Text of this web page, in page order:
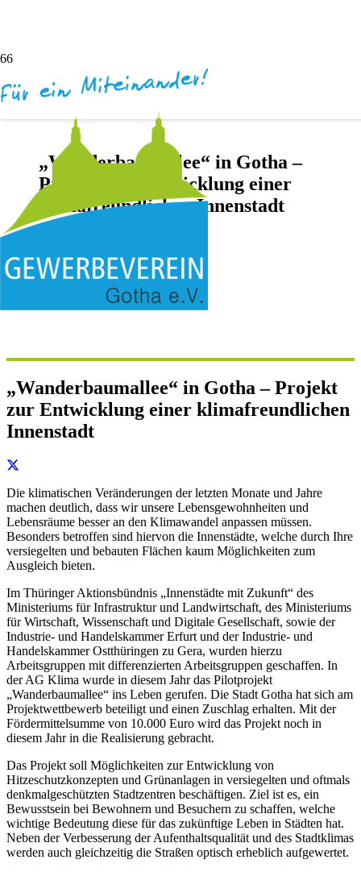
„Wanderbaumallee“ in Gotha –
Projekt zur Entwicklung einer
klimafreundlichen Innenstadt
Keine Kommentare
„Wanderbaumallee“ in Gotha – Projekt
zur Entwicklung einer klimafreundlichen
Innenstadt
Die klimatischen Veränderungen der letzten Monate und Jahre
machen deutlich, dass wir unsere Lebensgewohnheiten und
Lebensräume besser an den Klimawandel anpassen müssen.
Besonders betroffen sind hiervon die Innenstädte, welche durch Ihre
versiegelten und bebauten Flächen kaum Möglichkeiten zum
Ausgleich bieten.
Im Thüringer Aktionsbündnis „Innenstädte mit Zukunft“ des
Ministeriums für Infrastruktur und Landwirtschaft, des Ministeriums
für Wirtschaft, Wissenschaft und Digitale Gesellschaft, sowie der
Industrie- und Handelskammer Erfurt und der Industrie- und
Handelskammer Ostthüringen zu Gera, wurden hierzu
Arbeitsgruppen mit differenzierten Arbeitsgruppen geschaffen. In
der AG Klima wurde in diesem Jahr das Pilotprojekt
„Wanderbaumallee“ ins Leben gerufen. Die Stadt Gotha hat sich am
Projektwettbewerb beteiligt und einen Zuschlag erhalten. Mit der
Fördermittelsumme von 10.000 Euro wird das Projekt noch in
diesem Jahr in die Realisierung gebracht.
Das Projekt soll Möglichkeiten zur Entwicklung von
Hitzeschutzkonzepten und Grünanlagen in versiegelten und oftmals
denkmalgeschützten Stadtzentren beschäftigen. Ziel ist es, ein
Bewusstsein bei Bewohnern und Besuchern zu schaffen, welche
wichtige Bedeutung diese für das zukünftige Leben in Städten hat.
Neben der Verbesserung der Aufenthaltsqualität und des Stadtklimas
werden auch gleichzeitig die Straßen optisch erheblich aufgewertet.